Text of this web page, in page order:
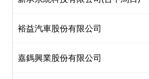
裕益汽車股份有限公司
嘉鎷興業股份有限公司